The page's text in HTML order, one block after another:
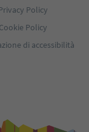
Policy
Cookie Policy
di accessibilità